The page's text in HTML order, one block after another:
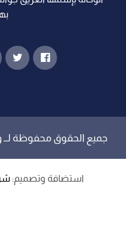
جميع الحقوق محفوظة لــ
استضافة وتصميم: